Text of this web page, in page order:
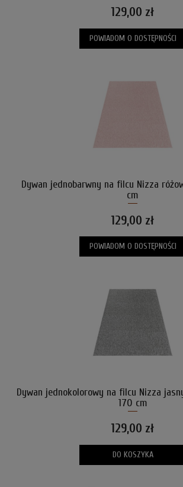
129,00 zł
POWIADOM O DOSTĘPNOŚCI
Dywan jednobarwny na filcu Nizza
cm
129,00 zł
POWIADOM O DOSTĘPNOŚCI
Dywan jednokolorowy na filcu Nizza
170 cm
129,00 zł
DO KOSZYKA